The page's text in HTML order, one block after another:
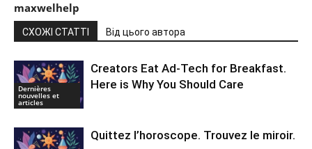
maxwelhelp
СХОЖІ СТАТТІ Від цього автора
Dernières
nouvelles et
articles
Creators Eat Ad-Tech for Breakfast.
Here is Why You Should Care
Quittez l’horoscope. Trouvez le miroir.